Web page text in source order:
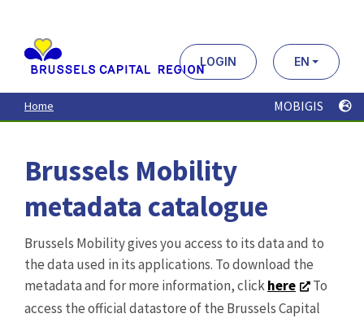
contenu
principal
LOGIN EN
Home MOBIGIS
Brussels Mobility
metadata catalogue
Brussels Mobility gives you access to its data and to
the data used in its applications. To download the
metadata and for more information, clickhere
To
access the official datastore of the Brussels Capital